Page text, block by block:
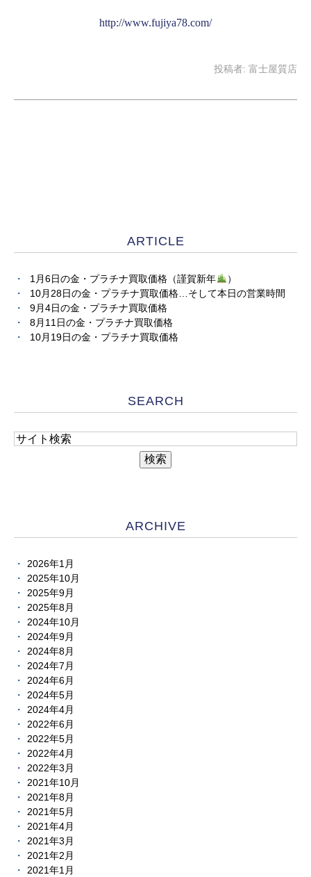
http://www.fujiya78.com/
投稿者: 富士屋質店
ARTICLE
1月6日の金・プラチナ買取価格（謹賀新年
）
10月28日の金・プラチナ買取価格…そして本日の営業時間
9月4日の金・プラチナ買取価格
8月11日の金・プラチナ買取価格
10月19日の金・プラチナ買取価格
SEARCH
ARCHIVE
2026年1月
2025年10月
2025年9月
2025年8月
2024年10月
2024年9月
2024年8月
2024年7月
2024年6月
2024年5月
2024年4月
2022年6月
2022年5月
2022年4月
2022年3月
2021年10月
2021年8月
2021年5月
2021年4月
2021年3月
2021年2月
2021年1月